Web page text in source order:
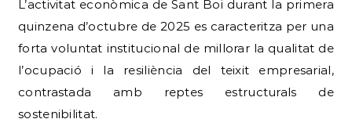
L’activitat econòmica de Sant Boi durant la primera
quinzena d’octubre de 2025 es caracteritza per una
forta voluntat institucional de millorar la qualitat de
l’ocupació i la resiliència del teixit empresarial,
contrastada amb reptes estructurals de
sostenibilitat.